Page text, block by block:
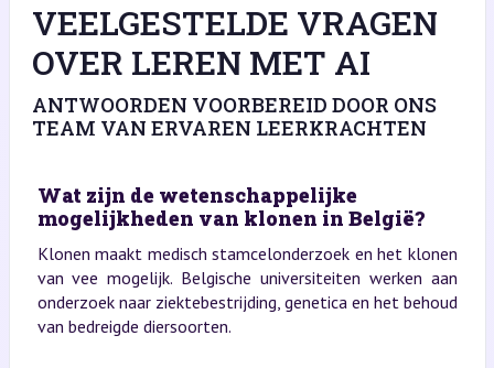
VEELGESTELDE VRAGEN
OVER LEREN MET AI
ANTWOORDEN VOORBEREID DOOR ONS
TEAM VAN ERVAREN LEERKRACHTEN
Wat zijn de wetenschappelijke
mogelijkheden van klonen in België?
Klonen maakt medisch stamcelonderzoek en het klonen
van vee mogelijk. Belgische universiteiten werken aan
onderzoek naar ziektebestrijding, genetica en het behoud
van bedreigde diersoorten.